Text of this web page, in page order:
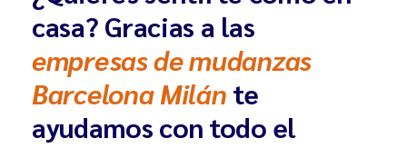
casa? Gracias a las
empresas de mudanzas
Barcelona Milán te
ayudamos con todo el